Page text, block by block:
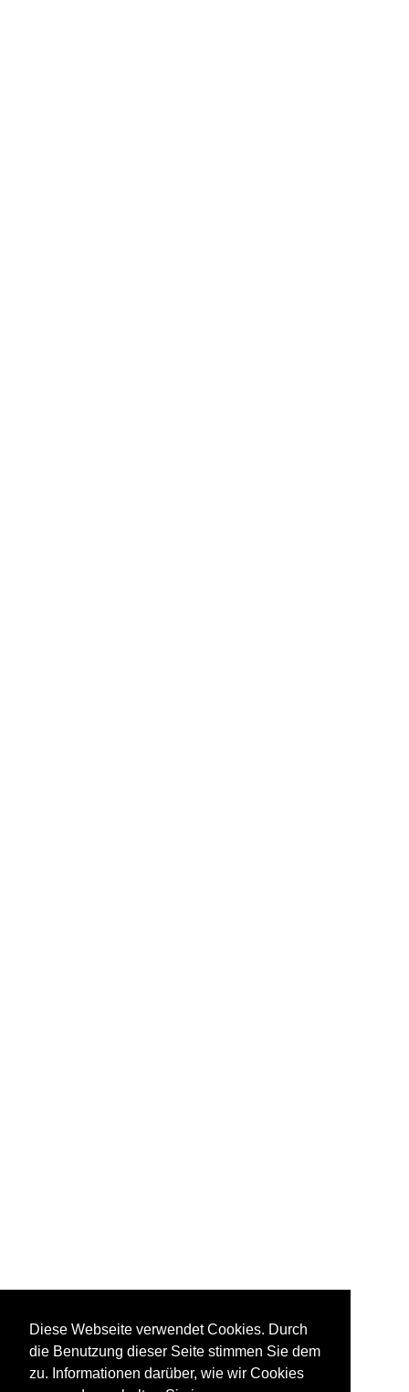
Diese Webseite verwendet Cookies. Durch
die Benutzung dieser Seite stimmen Sie dem
zu. Informationen darüber, wie wir Cookies